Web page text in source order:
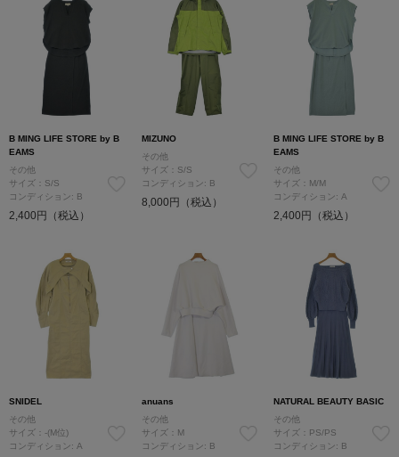
B MING LIFE STORE by B
EAMS
その他
サイズ：S/S
コンディション: B
2,400円（税込）
MIZUNO
その他
サイズ：S/S
コンディション: B
8,000円（税込）
B MING LIFE STORE by B
EAMS
その他
サイズ：M/M
コンディション: A
2,400円（税込）
SNIDEL
その他
サイズ：-(M位)
コンディション: A
anuans
その他
サイズ：M
コンディション: B
NATURAL BEAUTY BASIC
その他
サイズ：PS/PS
コンディション: B